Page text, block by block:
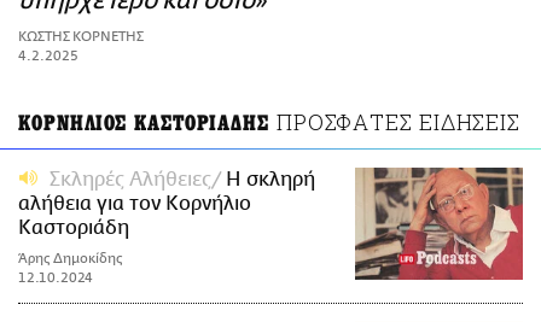
ΑΜΠΑ
PRINT
ΚΩΣΤΗΣ ΚΟΡΝΕΤΗΣ
4.2.2025
ΚΟΡΝΗΛΙΟΣ ΚΑΣΤΟΡΙΑΔΗΣ ΠΡΟΣΦΑΤΕΣ ΕΙΔΗΣΕΙΣ
Σκληρές Αλήθειες
Η σκληρή
αλήθεια για τον Κορνήλιο
Καστοριάδη
Άρης Δημοκίδης
12.10.2024